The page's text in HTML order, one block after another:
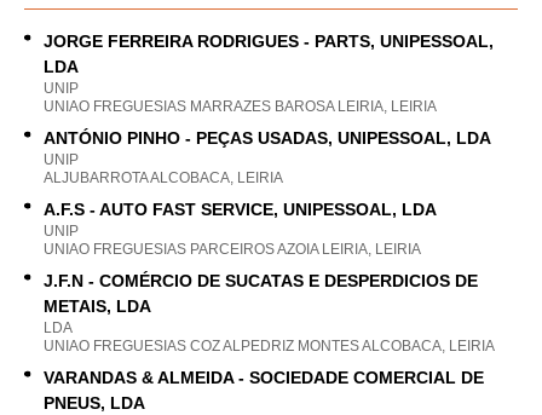
JORGE FERREIRA RODRIGUES - PARTS, UNIPESSOAL,
LDA
UNIP
UNIAO FREGUESIAS MARRAZES BAROSA LEIRIA, LEIRIA
ANTÓNIO PINHO - PEÇAS USADAS, UNIPESSOAL, LDA
UNIP
ALJUBARROTA ALCOBACA, LEIRIA
A.F.S - AUTO FAST SERVICE, UNIPESSOAL, LDA
UNIP
UNIAO FREGUESIAS PARCEIROS AZOIA LEIRIA, LEIRIA
J.F.N - COMÉRCIO DE SUCATAS E DESPERDICIOS DE
METAIS, LDA
LDA
UNIAO FREGUESIAS COZ ALPEDRIZ MONTES ALCOBACA, LEIRIA
VARANDAS & ALMEIDA - SOCIEDADE COMERCIAL DE
PNEUS, LDA